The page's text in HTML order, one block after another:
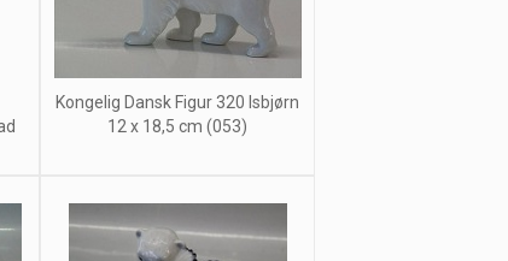
Kongelig Dansk Figur 320 Isbjørn
12 x 18,5 cm (053)